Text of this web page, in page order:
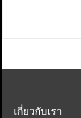
เกี่ยวกับเรา